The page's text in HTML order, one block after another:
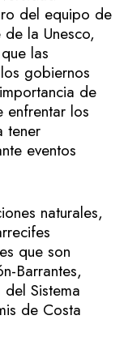
del equipo de
la Unesco,
las
gobiernos
de
enfrentar los
tener
eventos
naturales,
que son
Barrantes,
Sistema
de Costa